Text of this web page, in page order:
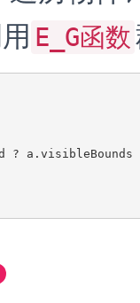
E_G函数